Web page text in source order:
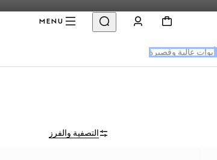
MENU
أبوات عالية وقصيرة
التصفية والفرز